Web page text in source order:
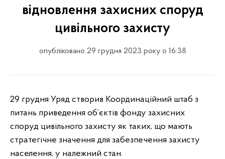
відновлення захисних споруд
цивільного захисту
опубліковано 29 грудня 2023 року о 16:38
29 грудня Уряд створив Координаційний штаб з
питань приведення об’єктів фонду захисних
споруд цивільного захисту як таких, що мають
стратегічне значення для забезпечення захисту
населення, у належний стан.